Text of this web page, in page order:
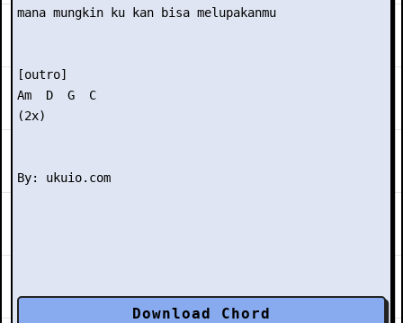
mana mungkin ku kan bisa melupakanmu
[outro]
Am  D  G  C
(2x)
Download Chord